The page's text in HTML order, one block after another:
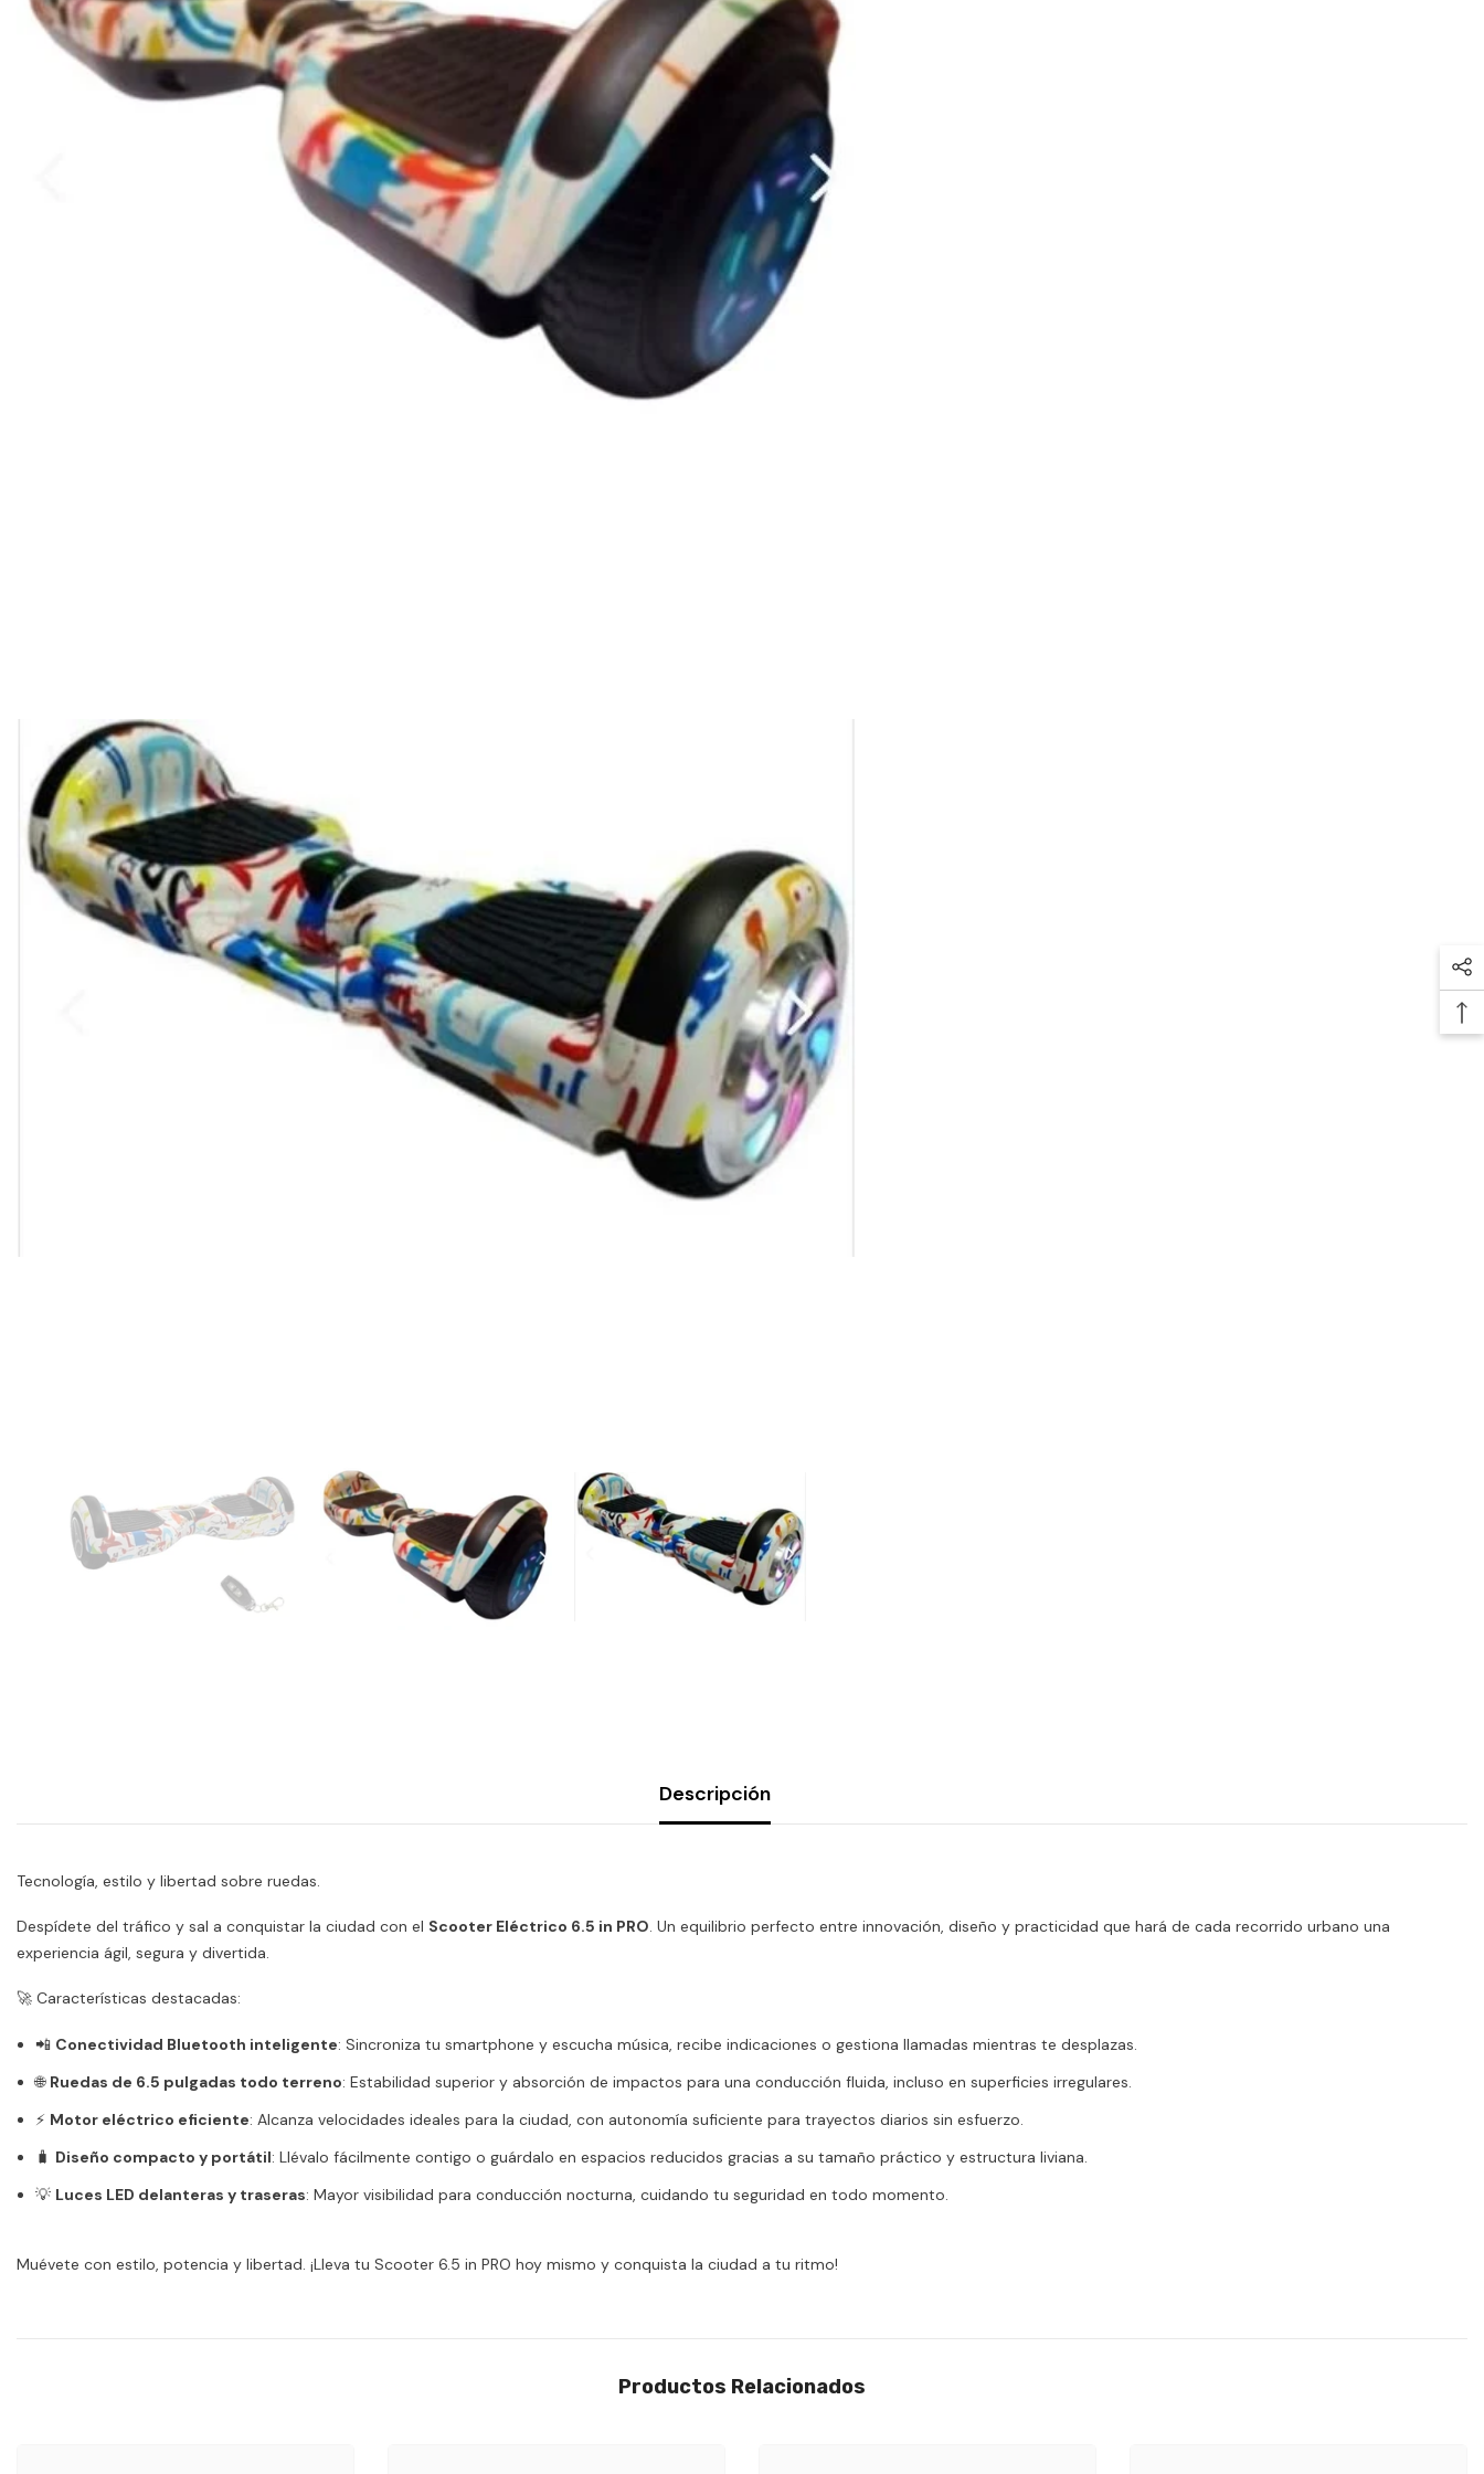
Compartir
Descripción
Tecnología, estilo y libertad sobre ruedas.
Despídete del tráfico y sal a conquistar la ciudad con el Scooter Eléctrico 6.5 in PRO . Un equilibrio perfecto entre innovación, diseño y practicidad que hará de cada recorrido urbano una
experiencia ágil, segura y divertida.
🚀 Características destacadas:
📲 Conectividad Bluetooth inteligente: Sincroniza tu smartphone y escucha música, recibe indicaciones o gestiona llamadas mientras te desplazas.
🌐 Ruedas de 6.5 pulgadas todo terreno: Estabilidad superior y absorción de impactos para una conducción fluida, incluso en superficies irregulares.
⚡ Motor eléctrico eficiente: Alcanza velocidades ideales para la ciudad, con autonomía suficiente para trayectos diarios sin esfuerzo.
🧳 Diseño compacto y portátil: Llévalo fácilmente contigo o guárdalo en espacios reducidos gracias a su tamaño práctico y estructura liviana.
💡 Luces LED delanteras y traseras: Mayor visibilidad para conducción nocturna, cuidando tu seguridad en todo momento.
Muévete con estilo, potencia y libertad. ¡Lleva tu Scooter 6.5 in PRO hoy mismo y conquista la ciudad a tu ritmo!
Productos Relacionados